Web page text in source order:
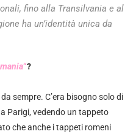
fino alla Transilvania e al
ha un’identità unica da
“?
sempre. C’era bisogno solo di
Parigi, vedendo un tappeto
che anche i tappeti romeni